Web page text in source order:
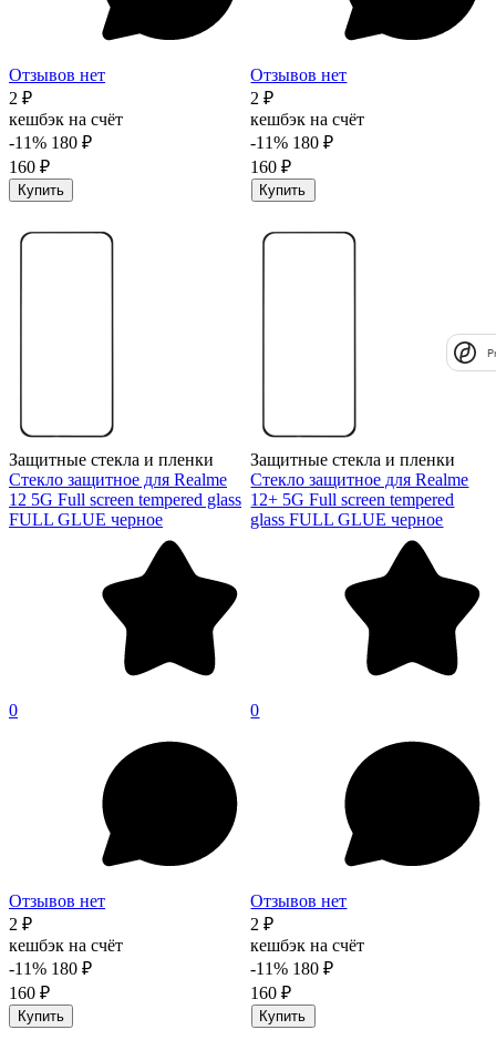
Отзывов нет
2 ₽
кешбэк на счёт
-11% 180 ₽
160 ₽
Купить
Отзывов нет
2 ₽
кешбэк на счёт
-11% 180 ₽
160 ₽
Купить
Защитные стекла и пленки
Стекло защитное для Realme
12 5G Full screen tempered glass
FULL GLUE черное
0
Отзывов нет
2 ₽
кешбэк на счёт
-11% 180 ₽
160 ₽
Купить
Защитные стекла и пленки
Стекло защитное для Realme
12+ 5G Full screen tempered
glass FULL GLUE черное
0
Отзывов нет
2 ₽
кешбэк на счёт
-11% 180 ₽
160 ₽
Купить